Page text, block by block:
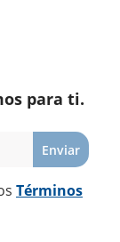
para ti.
Enviar
Términos